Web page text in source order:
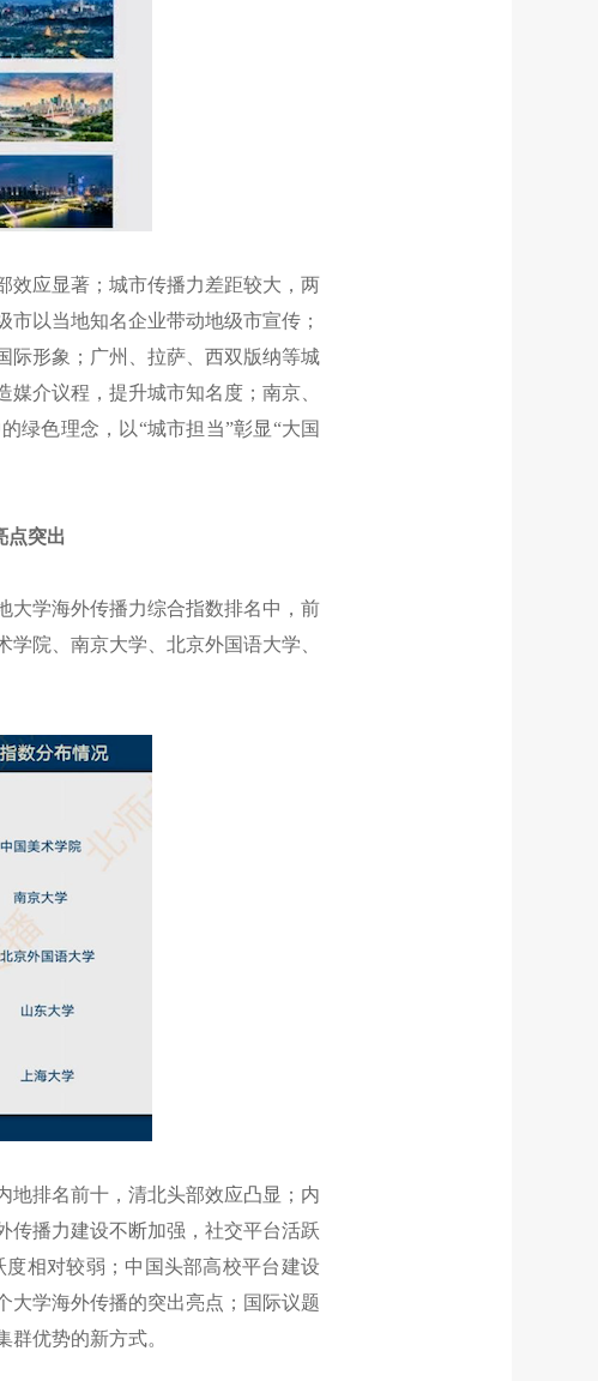
应显著；城市传播力差距较大，两
以当地知名企业带动地级市宣传；
际形象；广州、拉萨、西双版纳等城
介议程，提升城市知名度；南京、
绿色理念，以“城市担当”彰显“大国
点突出
学海外传播力综合指数排名中，前
院、南京大学、北京外国语大学、
排名前十，清北头部效应凸显；内
传播力建设不断加强，社交平台活跃
度相对较弱；中国头部高校平台建设
大学海外传播的突出亮点；国际议题
优势的新方式。